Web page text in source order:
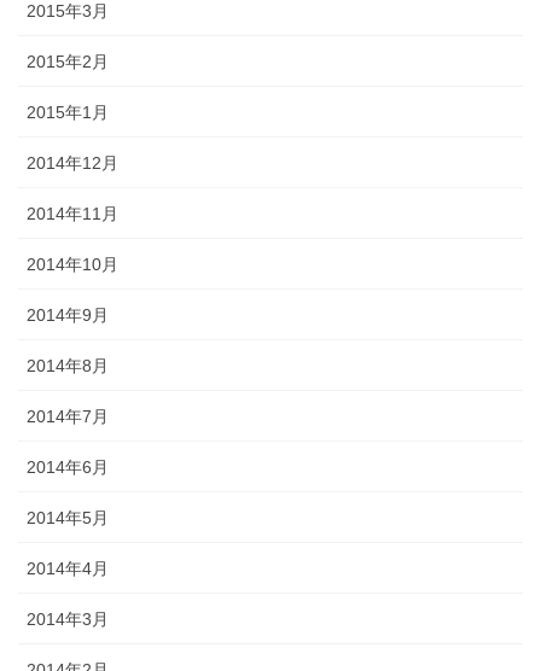
2015年3月
2015年2月
2015年1月
2014年12月
2014年11月
2014年10月
2014年9月
2014年8月
2014年7月
2014年6月
2014年5月
2014年4月
2014年3月